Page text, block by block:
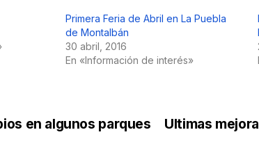
Primera Feria de Abril en La Puebla
de Montalbán
30 abril, 2016
En «Información de interés»
Ultimas
en algunos parques